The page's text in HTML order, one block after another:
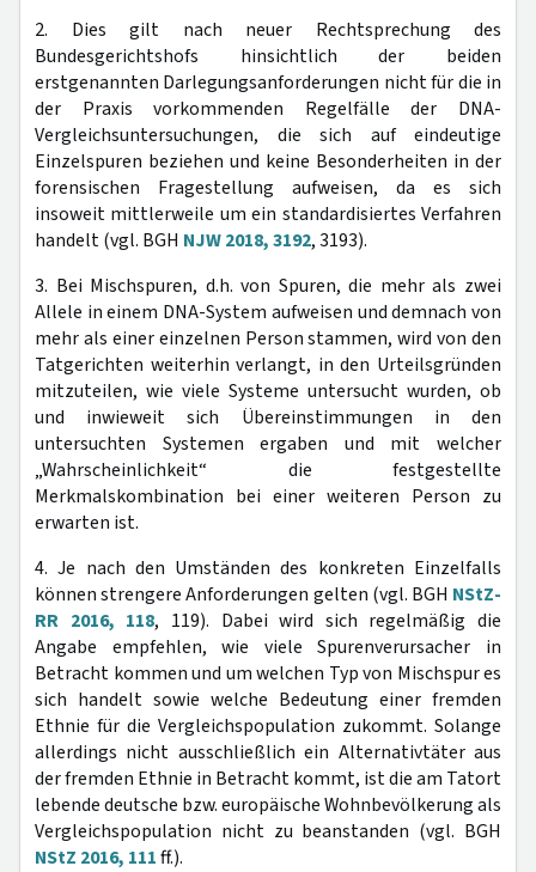
2. Dies gilt nach neuer Rechtsprechung des
Bundesgerichtshofs hinsichtlich der beiden
erstgenannten Darlegungsanforderungen nicht für die in
der Praxis vorkommenden Regelfälle der DNA-
Vergleichsuntersuchungen, die sich auf eindeutige
Einzelspuren beziehen und keine Besonderheiten in der
forensischen Fragestellung aufweisen, da es sich
insoweit mittlerweile um ein standardisiertes Verfahren
handelt (vgl. BGH NJW 2018, 3192, 3193).
3. Bei Mischspuren, d.h. von Spuren, die mehr als zwei
Allele in einem DNA-System aufweisen und demnach von
mehr als einer einzelnen Person stammen, wird von den
Tatgerichten weiterhin verlangt, in den Urteilsgründen
mitzuteilen, wie viele Systeme untersucht wurden, ob
und inwieweit sich Übereinstimmungen in den
untersuchten Systemen ergaben und mit welcher
„Wahrscheinlichkeit“ die festgestellte
Merkmalskombination bei einer weiteren Person zu
erwarten ist.
4. Je nach den Umständen des konkreten Einzelfalls
können strengere Anforderungen gelten (vgl. BGH NStZ-
RR 2016, 118, 119). Dabei wird sich regelmäßig die
Angabe empfehlen, wie viele Spurenverursacher in
Betracht kommen und um welchen Typ von Mischspur es
sich handelt sowie welche Bedeutung einer fremden
Ethnie für die Vergleichspopulation zukommt. Solange
allerdings nicht ausschließlich ein Alternativtäter aus
der fremden Ethnie in Betracht kommt, ist die am Tatort
lebende deutsche bzw. europäische Wohnbevölkerung als
Vergleichspopulation nicht zu beanstanden (vgl. BGH
NStZ 2016, 111ff.).